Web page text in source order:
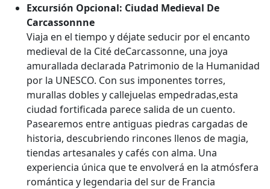
Excursión Opcional: Ciudad Medieval De
Carcassonnne
Viaja en el tiempo y déjate seducir por el encanto
medieval de la Cité deCarcassonne, una joya
amurallada declarada Patrimonio de la Humanidad
por la UNESCO. Con sus imponentes torres,
murallas dobles y callejuelas empedradas,esta
ciudad fortificada parece salida de un cuento.
Pasearemos entre antiguas piedras cargadas de
historia, descubriendo rincones llenos de magia,
tiendas artesanales y cafés con alma. Una
experiencia única que te envolverá en la atmósfera
romántica y legendaria del sur de Francia